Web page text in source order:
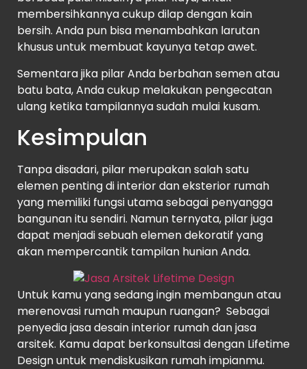
membersihkannya cukup dilap dengan kain
bersih. Anda pun bisa menambahkan larutan
khusus untuk membuat kayunya tetap awet.
Sementara jika pilar Anda berbahan semen atau
batu bata, Anda cukup melakukan pengecatan
ulang ketika tampilannya sudah mulai kusam.
Kesimpulan
Tanpa disadari, pilar merupakan salah satu
elemen penting di interior dan eksterior rumah
yang memiliki fungsi utama sebagai penyangga
bangunan itu sendiri. Namun ternyata, pilar juga
dapat menjadi sebuah elemen dekoratif yang
akan mempercantik tampilan hunian Anda.
Untuk kamu yang sedang ingin membangun atau
merenovasi rumah maupun ruangan? Sebagai
penyedia jasa desain interior rumah dan jasa
arsitek. Kamu dapat berkonsultasi dengan Lifetime
Design untuk mendiskusikan rumah impianmu.